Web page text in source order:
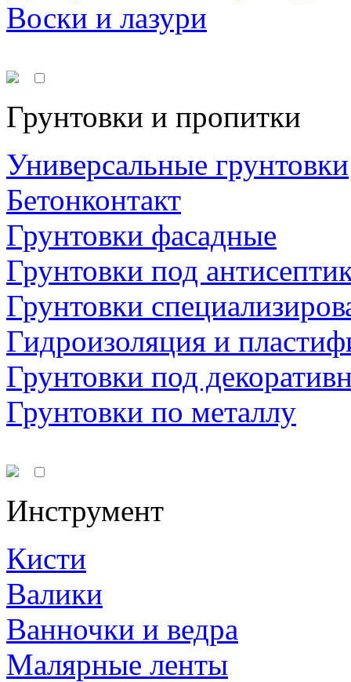
Воски и лазури
Грунтовки и пропитки
Универсальные грунтовки
Бетонконтакт
Грунтовки фасадные
Грунтовки под
Грунтовки
Гидроизоляция и
Грунтовки под
Грунтовки по металлу
Инструмент
Кисти
Валики
Ванночки и ведра
Малярные ленты